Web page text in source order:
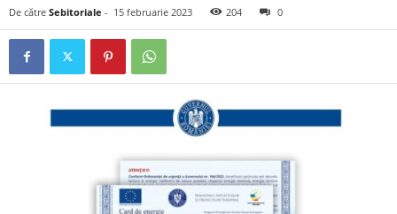
De către Sebitoriale - 15 februarie 2023 204 0